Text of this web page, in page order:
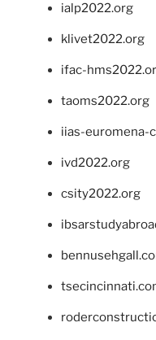
ialp2022.org
klivet2022.org
ifac-
taoms2022.org
iias-euromena-
ivd2022.org
csity2022.org